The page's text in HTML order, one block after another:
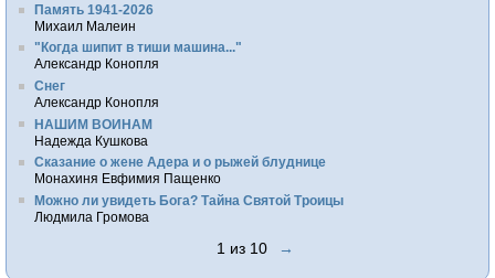
Память 1941-2026
Михаил Малеин
"Когда шипит в тиши машина..."
Александр Конопля
Снег
Александр Конопля
НАШИМ ВОИНАМ
Надежда Кушкова
Сказание о жене Адера и о рыжей блуднице
Монахиня Евфимия Пащенко
Можно ли увидеть Бога? Тайна Святой Троицы
Людмила Громова
1 из 10 →